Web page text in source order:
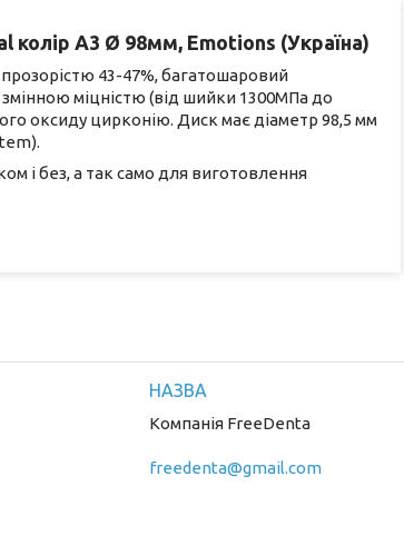
колір A3 Ø 98мм, Emotions (Україна)
43-47%, багатошаровий
міцністю (від шийки 1300МПа до
оксиду цирконію. Диск має діаметр 98,5 мм
і без, а так само для виготовлення
Компанія FreeDenta
freedenta@gmail.com